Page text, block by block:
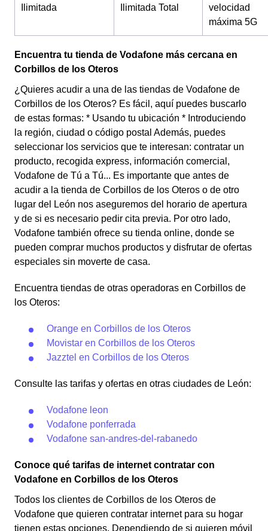
Ilimitada Ilimitada Total
velocidad
máxima 5G
Encuentra tu tienda de Vodafone más cercana en
Corbillos de los Oteros
¿Quieres acudir a una de las tiendas de Vodafone de
Corbillos de los Oteros? Es fácil, aquí puedes buscarlo
de estas formas: * Usando tu ubicación * Introduciendo
la región, ciudad o código postal Además, puedes
seleccionar los servicios que te interesan: contratar un
producto, recogida express, información comercial,
Vodafone de Tú a Tú... Es importante que antes de
acudir a la tienda de Corbillos de los Oteros o de otro
lugar del León nos aseguremos del horario de apertura
y de si es necesario pedir cita previa. Por otro lado,
Vodafone también ofrece su tienda online, donde se
pueden comprar muchos productos y disfrutar de ofertas
especiales sin moverte de casa.
Encuentra tiendas de otras operadoras en Corbillos de
los Oteros:
Orange en Corbillos de los Oteros
Movistar en Corbillos de los Oteros
Jazztel en Corbillos de los Oteros
Consulte las tarifas y ofertas en otras ciudades de León:
Vodafone leon
Vodafone ponferrada
Vodafone san-andres-del-rabanedo
Conoce qué tarifas de internet contratar con
Vodafone en Corbillos de los Oteros
Todos los clientes de Corbillos de los Oteros de
Vodafone que quieren contratar internet para su hogar
tienen estas opciones. Dependiendo de si quieren móvil